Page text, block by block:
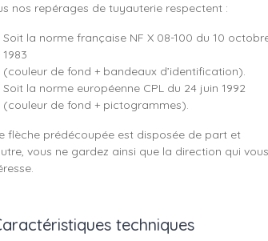
nos repérages de tuyauterie respectent :
Soit la norme française NF X 08-100 du 10
1983
(couleur de fond + bandeaux d’identification).
Soit la norme européenne CPL du 24 juin 1992
(couleur de fond + pictogrammes).
flèche prédécoupée est disposée de part et
vous ne gardez ainsi que la direction qui vous
techniques